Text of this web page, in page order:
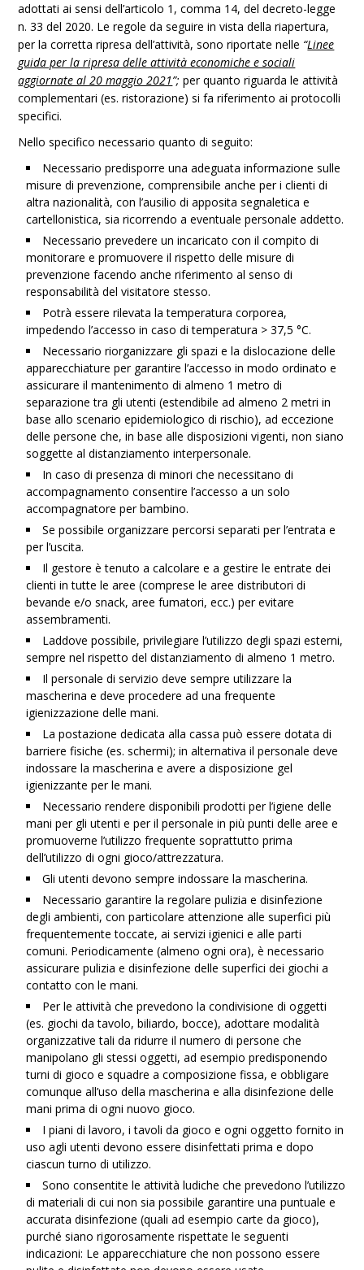
adottati ai sensi dell’articolo 1, comma 14, del decreto-legge
n. 33 del 2020. Le regole da seguire in vista della riapertura,
per la corretta ripresa dell’attività, sono riportate nelle “Linee
guida per la ripresa delle attività economiche e sociali
aggiornate al 20 maggio 2021”;per quanto riguarda le attività
complementari (es. ristorazione) si fa riferimento ai protocolli
specifici.
Nello specifico necessario quanto di seguito:
Necessario predisporre una adeguata informazione sulle
misure di prevenzione, comprensibile anche per i clienti di
altra nazionalità, con l’ausilio di apposita segnaletica e
cartellonistica, sia ricorrendo a eventuale personale addetto.
Necessario prevedere un incaricato con il compito di
monitorare e promuovere il rispetto delle misure di
prevenzione facendo anche riferimento al senso di
responsabilità del visitatore stesso.
Potrà essere rilevata la temperatura corporea,
impedendo l’accesso in caso di temperatura > 37,5 °C.
Necessario riorganizzare gli spazi e la dislocazione delle
apparecchiature per garantire l’accesso in modo ordinato e
assicurare il mantenimento di almeno 1 metro di
separazione tra gli utenti (estendibile ad almeno 2 metri in
base allo scenario epidemiologico di rischio), ad eccezione
delle persone che, in base alle disposizioni vigenti, non siano
soggette al distanziamento interpersonale.
In caso di presenza di minori che necessitano di
accompagnamento consentire l’accesso a un solo
accompagnatore per bambino.
Se possibile organizzare percorsi separati per l’entrata e
per l’uscita.
Il gestore è tenuto a calcolare e a gestire le entrate dei
clienti in tutte le aree (comprese le aree distributori di
bevande e/o snack, aree fumatori, ecc.) per evitare
assembramenti.
Laddove possibile, privilegiare l’utilizzo degli spazi esterni,
sempre nel rispetto del distanziamento di almeno 1 metro.
Il personale di servizio deve sempre utilizzare la
mascherina e deve procedere ad una frequente
igienizzazione delle mani.
La postazione dedicata alla cassa può essere dotata di
barriere fisiche (es. schermi); in alternativa il personale deve
indossare la mascherina e avere a disposizione gel
igienizzante per le mani.
Necessario rendere disponibili prodotti per l’igiene delle
mani per gli utenti e per il personale in più punti delle aree e
promuoverne l’utilizzo frequente soprattutto prima
dell’utilizzo di ogni gioco/attrezzatura.
Gli utenti devono sempre indossare la mascherina.
Necessario garantire la regolare pulizia e disinfezione
degli ambienti, con particolare attenzione alle superfici più
frequentemente toccate, ai servizi igienici e alle parti
comuni. Periodicamente (almeno ogni ora), è necessario
assicurare pulizia e disinfezione delle superfici dei giochi a
contatto con le mani.
Per le attività che prevedono la condivisione di oggetti
(es. giochi da tavolo, biliardo, bocce), adottare modalità
organizzative tali da ridurre il numero di persone che
manipolano gli stessi oggetti, ad esempio predisponendo
turni di gioco e squadre a composizione fissa, e obbligare
comunque all’uso della mascherina e alla disinfezione delle
mani prima di ogni nuovo gioco.
I piani di lavoro, i tavoli da gioco e ogni oggetto fornito in
uso agli utenti devono essere disinfettati prima e dopo
ciascun turno di utilizzo.
Sono consentite le attività ludiche che prevedono l’utilizzo
di materiali di cui non sia possibile garantire una puntuale e
accurata disinfezione (quali ad esempio carte da gioco),
purché siano rigorosamente rispettate le seguenti
indicazioni: Le apparecchiature che non possono essere